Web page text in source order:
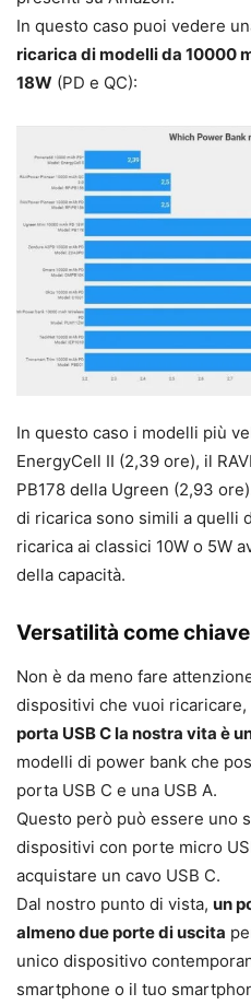
In questo caso puoi vedere
ricarica di modelli da 10000
18W (PD e QC):
In questo caso i modelli più
EnergyCell II (2,39 ore), il
PB178 della Ugreen (2,93
di ricarica sono simili a quelli
ricarica ai classici 10W o 5W
della capacità.
Versatilità come chiave
Non è da meno fare
dispositivi che vuoi ricaricare,
porta USB C la nostra vita è
modelli di power bank che
porta USB C e una USB A.
Questo però può essere uno
dispositivi con porte micro
acquistare un cavo USB C.
Dal nostro punto di vista, un
almeno due porte di uscita
unico dispositivo
smartphone o il tuo